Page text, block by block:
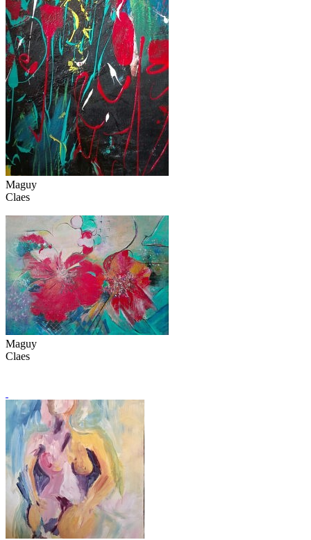
Maguy
Claes
Maguy
Claes